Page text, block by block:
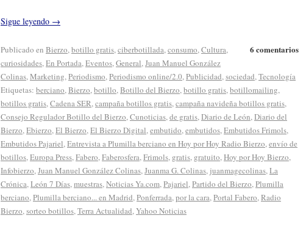
Sigue leyendo →
6 comentarios
Publicado en Bierzo,botillo gratis,ciberbotillada,consumo,Cultura,
curiosidades,En Portada,Eventos,General,Juan Manuel González
Colinas,Marketing,Periodismo,Periodismo online/2.0,Publicidad,sociedad,Tecnología
Etiquetas: berciano,Bierzo,botillo,Botillo del Bierzo,botillo gratis,botillomailing,
botillos gratis,Cadena SER,campaña botillos gratis,campaña navideña botillos gratis,
Consejo Regulador Botillo del Bierzo,Cunoticias,de gratis,Diario de León,Diario del
Bierzo,Ebierzo,El Bierzo,El Bierzo Digital,embutido,embutidos,Embutidos Frimols,
Embutidos Pajariel,Entrevista a Plumilla berciano en Hoy por Hoy Radio Bierzo,envío de
botillos,Europa Press,Fabero,Faberosfera,Frimols, gratis, gratuito,Hoy por Hoy Bierzo,
Infobierzo,Juan Manuel González Colinas,Juanma G. Colinas, juanmagecolinas,La
Crónica,León 7 Días,muestras,Noticias Ya.com,Pajariel,Partido del Bierzo,Plumilla
berciano,Plumilla berciano... en Madrid,Ponferrada,por la cara,Portal Fabero,Radio
Bierzo,sorteo botillos,Terra Actualidad,Yahoo Noticias